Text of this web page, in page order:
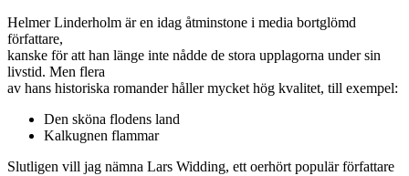
Helmer Linderholm är en idag åtminstone i media bortglömd
författare,
kanske för att han länge inte nådde de stora upplagorna under sin
livstid. Men flera
av hans historiska romander håller mycket hög kvalitet, till exempel:
Den sköna flodens land
Kalkugnen flammar
Slutligen vill jag nämna Lars Widding, ett oerhört populär författare